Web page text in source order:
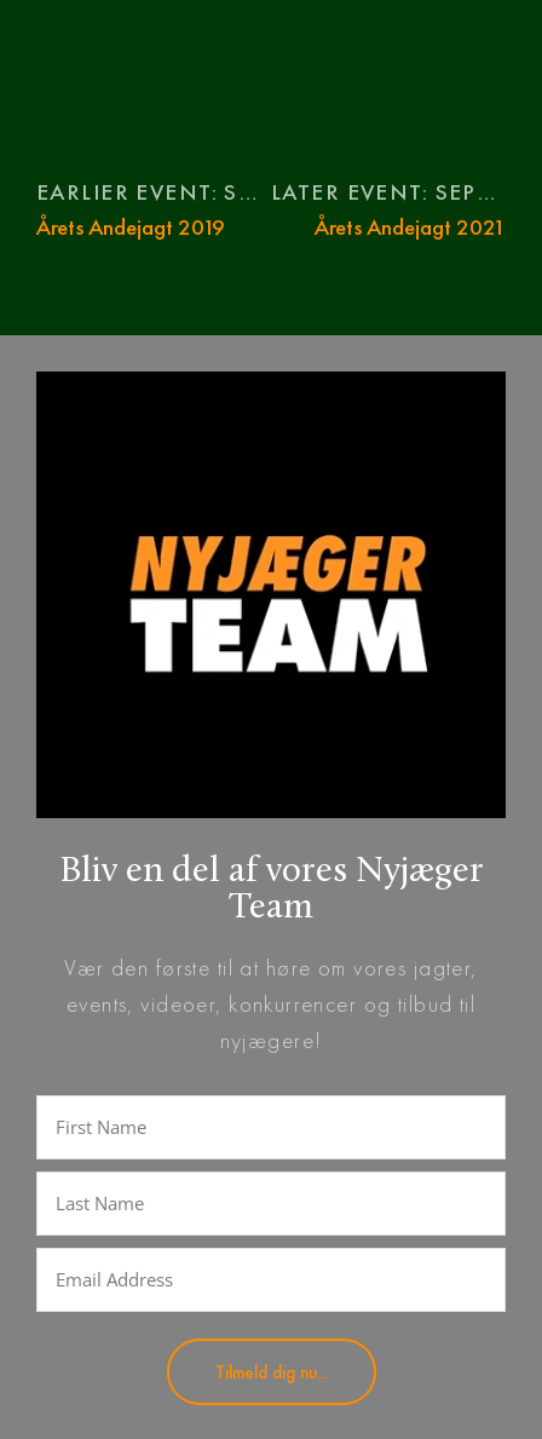
EARLIER EVENT: SEPTEMBER 29
Årets Andejagt 2019
LATER EVENT: SEPTEMBER 29
Årets Andejagt 2021
Bliv en del af vores Nyjæger
Team
Vær den første til at høre om vores jagter,
events, videoer, konkurrencer og tilbud til
nyjægere!
Tilmeld dig nu...